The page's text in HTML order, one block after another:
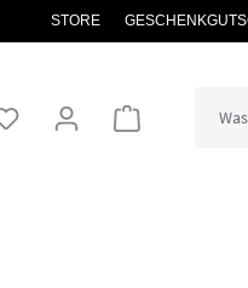
STORE
Warenkorb